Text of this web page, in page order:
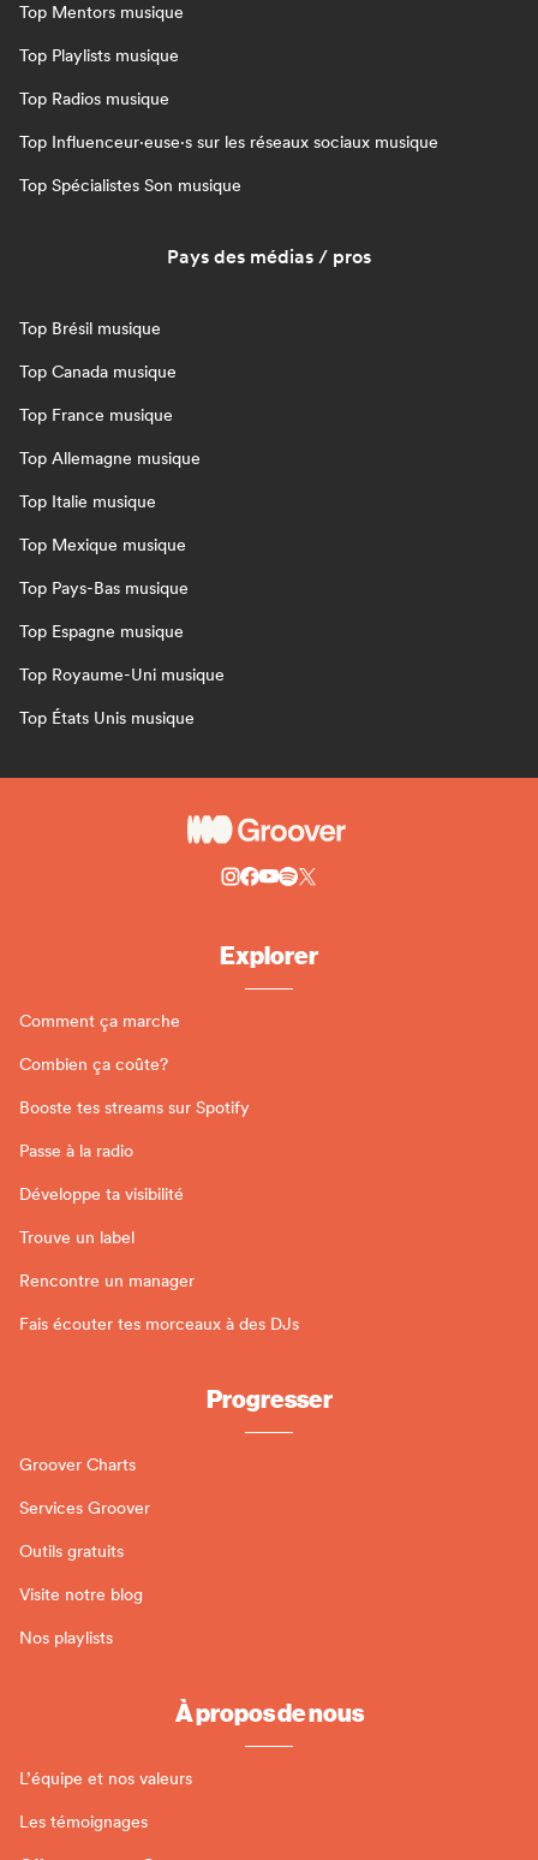
Top Mentors musique
Top Playlists musique
Top Radios musique
Top Influenceur·euse·s sur les réseaux sociaux musique
Top Spécialistes Son musique
Pays des médias / pros
Top Brésil musique
Top Canada musique
Top France musique
Top Allemagne musique
Top Italie musique
Top Mexique musique
Top Pays-Bas musique
Top Espagne musique
Top Royaume-Uni musique
Top États Unis musique
Explorer
Comment ça marche
Combien ça coûte?
Booste tes streams sur Spotify
Passe à la radio
Développe ta visibilité
Trouve un label
Rencontre un manager
Fais écouter tes morceaux à des DJs
Progresser
Groover Charts
Services Groover
Outils gratuits
Visite notre blog
Nos playlists
À propos de nous
L’équipe et nos valeurs
Les témoignages